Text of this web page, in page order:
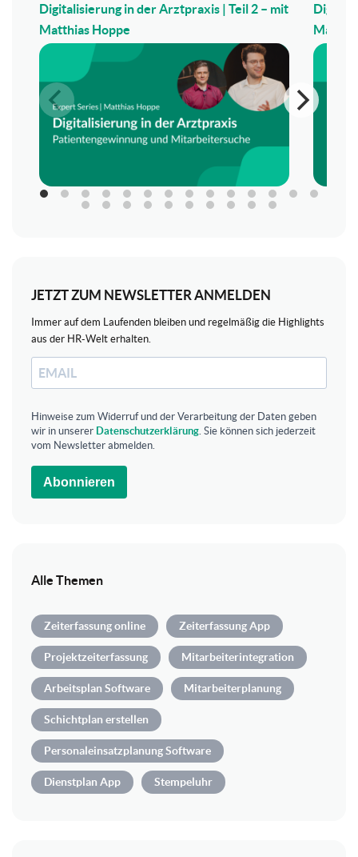
Digitalisierung in der Arztpraxis | Teil 2 – mit
Matthias Hoppe
JETZT ZUM NEWSLETTER ANMELDEN
Immer auf dem Laufenden bleiben und regelmäßig die Highlights
aus der HR-Welt erhalten.
Hinweise zum Widerruf und der Verarbeitung der Daten geben
wir in unserer Datenschutzerklärung . Sie können sich jederzeit
vom Newsletter abmelden.
Abonnieren
Alle Themen
Zeiterfassung online Zeiterfassung App
Projektzeiterfassung Mitarbeiterintegration
Arbeitsplan Software Mitarbeiterplanung
Schichtplan erstellen
Personaleinsatzplanung Software
Dienstplan App Stempeluhr